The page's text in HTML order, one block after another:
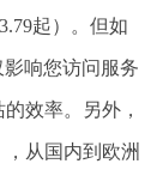
起）。但如
响您访问服务
效率。另外，
从国内到欧洲